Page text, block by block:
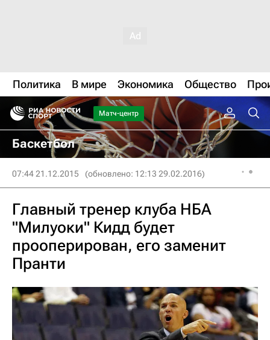
Политика В мире Экономика Общество
Матч-центр
Баскетбол
07:44 21.12.2015 (обновлено: 12:13 29.02.2016)
Главный тренер клуба НБА
"Милуоки" Кидд будет
прооперирован, его заменит
Пранти